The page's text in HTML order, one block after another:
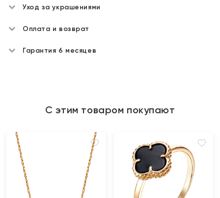
Уход за украшениями
Оплата и возврат
Гарантия 6 месяцев
С этим товаром покупают